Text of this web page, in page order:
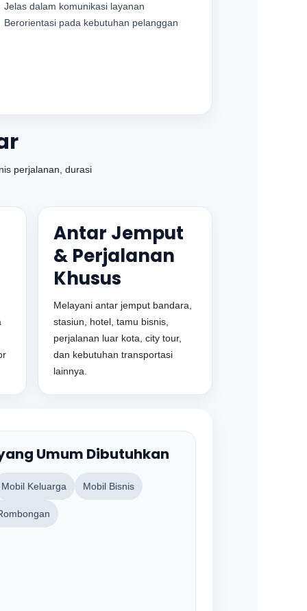
Jelas dalam komunikasi layanan
Berorientasi pada kebutuhan pelanggan
perjalanan, durasi
Antar Jemput
& Perjalanan
Khusus
Melayani antar jemput bandara,
stasiun, hotel, tamu bisnis,
perjalanan luar kota, city tour,
dan kebutuhan transportasi
lainnya.
Umum Dibutuhkan
Mobil Keluarga Mobil Bisnis